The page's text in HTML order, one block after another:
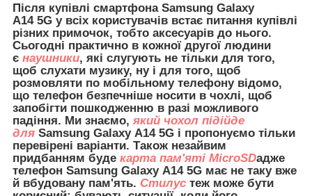
Після купівлі смартфона Samsung Galaxy
A14 5G у всіх користувачів встає питання купівлі
різних примочок, тобто аксесуарів до нього.
Сьогодні практично в кожної другої людини
є наушники, які слугують не тільки для того,
щоб слухати музику, ну і для того, щоб
розмовляти по мобільному телефону відомо,
що телефон безпечніше носити в чохлі, щоб
запобігти пошкодженню в разі можливого
падіння. Ми знаємо, який чохол підійде
для Samsung Galaxy A14 5G і пропонуємо тільки
перевірені варіанти. Також незайвим
придбанням буде карта пам'яті MicroSDадже
телефон Samsung Galaxy A14 5G має не таку вже
й вбудовану пам'ять. Стилус теж може бути